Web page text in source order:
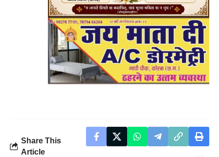
Share This
Article